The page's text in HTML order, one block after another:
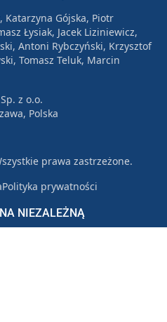
NIEZALEŻNĄ
Katarzyna Gójska, Piotr
Łysiak, Jacek Liziniewicz,
Antoni Rybczyński, Krzysztof
Tomasz Teluk, Marcin
z o.o.
Polska
prawa zastrzeżone.
Polityka prywatności